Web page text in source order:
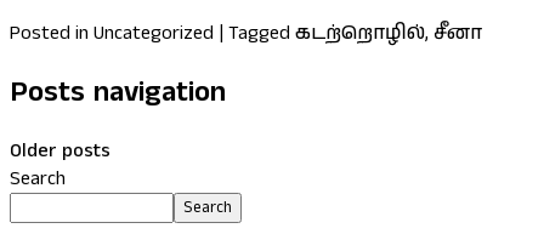
Posted in Uncategorized | Tagged கடற்றொழில், சீனா
Posts navigation
Older posts
Search
Search